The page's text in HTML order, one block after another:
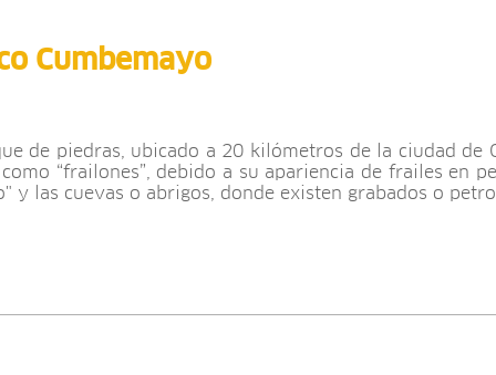
Cumbemayo
de piedras, ubicado a 20 kilómetros de la ciudad de
“frailones”, debido a su apariencia de frailes en
y las cuevas o abrigos, donde existen grabados o